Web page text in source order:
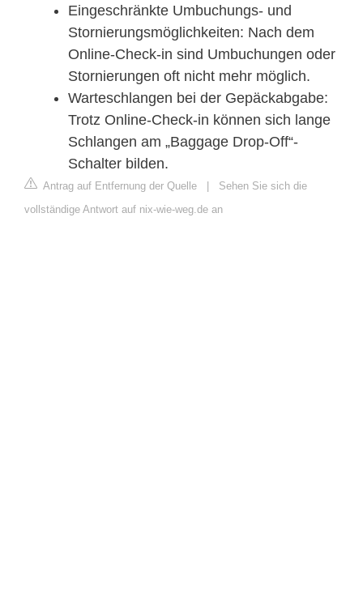
Eingeschränkte Umbuchungs- und
Stornierungsmöglichkeiten: Nach dem
Online-Check-in sind Umbuchungen oder
Stornierungen oft nicht mehr möglich.
Warteschlangen bei der Gepäckabgabe:
Trotz Online-Check-in können sich lange
Schlangen am „Baggage Drop-Off“-
Schalter bilden.
Antrag auf Entfernung der Quelle | Sehen Sie sich die
vollständige Antwort auf nix-wie-weg.de an